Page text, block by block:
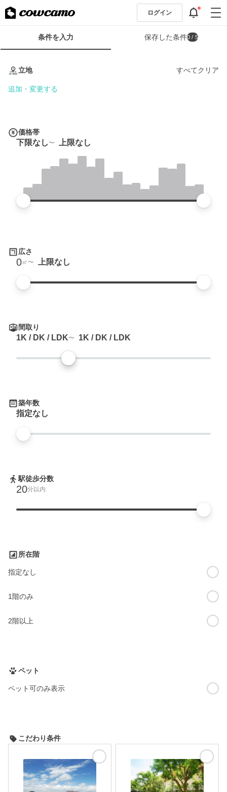
ログイン
条
条件を入力 保存した条件0 / 5
立地 すべてクリア
追加・変更する
価格帯
下限なし 上限なし
広さ
0㎡ 上限なし
間取り
1K / DK / LDK 1K / DK / LDK
築年数
指定なし
駅徒歩分数
20分以内
所在階
指定なし
1階のみ
2階以上
ペット
ペット可のみ表示
こだわり条件